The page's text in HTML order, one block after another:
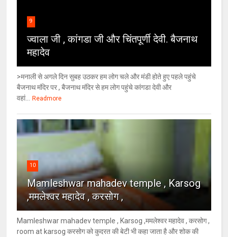
9
ज्वाला जी , कांगडा जी और चिंतपूर्णी देवी. बैजनाथ
महादेव
>मनाली से अगले दिन सुबह उठकर हम लोग चले और मंडी होते हुए पहले पहुंचे
बैजनाथ मंदिर पर , बैजनाथ मंदिर से हम लोग पहुंचे कांगडा देवी और
वहां...
Readmore
10
Mamleshwar mahadev temple , Karsog
,ममलेश्वर महादेव , करसोग ,
Mamleshwar mahadev temple , Karsog ,ममलेश्वर महादेव , करसोग ,
room at karsog करसोग को कुदरत की बेटी भी कहा जाता है और शोक की